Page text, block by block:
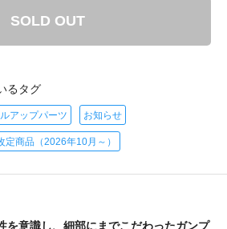
SOLD OUT
るタグ
アップパーツ お知らせ
商品（2026年10月～）
を意識し、細部にまでこだわったガンプ